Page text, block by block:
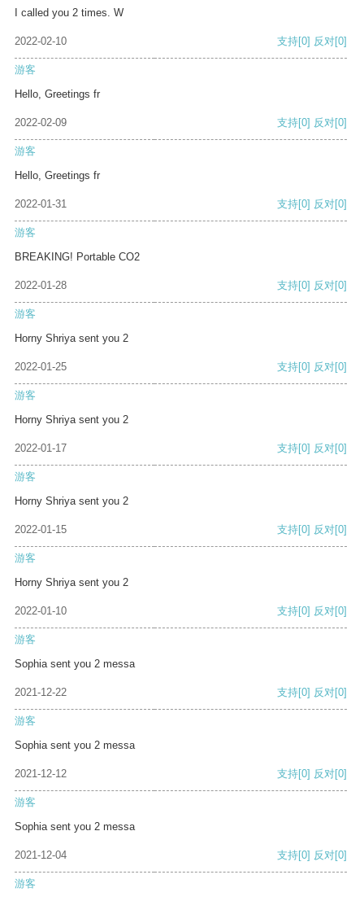
I called you 2 times. W
2022-02-10 支持[0] 反对[0]
游客
Hello, Greetings fr
2022-02-09 支持[0] 反对[0]
游客
Hello, Greetings fr
2022-01-31 支持[0] 反对[0]
游客
BREAKING! Portable CO2
2022-01-28 支持[0] 反对[0]
游客
Horny Shriya sent you 2
2022-01-25 支持[0] 反对[0]
游客
Horny Shriya sent you 2
2022-01-17 支持[0] 反对[0]
游客
Horny Shriya sent you 2
2022-01-15 支持[0] 反对[0]
游客
Horny Shriya sent you 2
2022-01-10 支持[0] 反对[0]
游客
Sophia sent you 2 messa
2021-12-22 支持[0] 反对[0]
游客
Sophia sent you 2 messa
2021-12-12 支持[0] 反对[0]
游客
Sophia sent you 2 messa
2021-12-04 支持[0] 反对[0]
游客